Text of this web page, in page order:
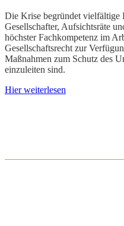
Die Krise begründet vielfältige
Gesellschafter, Aufsichtsräte
höchster Fachkompetenz im
Gesellschaftsrecht zur
Maßnahmen zum Schutz des
einzuleiten sind.
Hier weiterlesen